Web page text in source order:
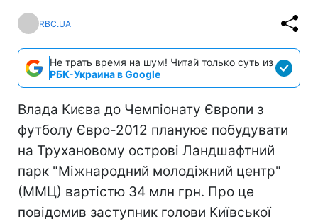
RBC.UA
Не трать время на шум! Читай только суть из
РБК-Украина в Google
Влада Києва до Чемпіонату Європи з
футболу Євро-2012 плануює побудувати
на Трухановому острові Ландшафтний
парк "Міжнародний молодіжний центр"
(ММЦ) вартістю 34 млн грн. Про це
повідомив заступник голови Київської